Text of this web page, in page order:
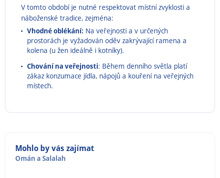
V tomto období je nutné respektovat místní zvyklosti a
náboženské tradice, zejména:
Vhodné oblékání: Na veřejnosti a v určených
prostorách je vyžadován oděv zakrývající ramena a
kolena (u žen ideálně i kotníky).
Chování na veřejnosti: Během denního světla platí
zákaz konzumace jídla, nápojů a kouření na veřejných
místech.
Mohlo by vás zajímat
Omán a Salalah